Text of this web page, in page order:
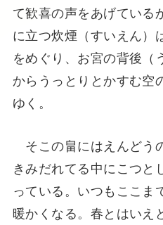
て歓喜の声をあげている
に立つ炊煙（すいえん）
をめぐり、お宮の背後（
からうっとりとかすむ空
ゆく。
そこの畠にはえんどう
きみだれてる中にこつと
っている。いつもここま
暖かくなる。春とはいえ